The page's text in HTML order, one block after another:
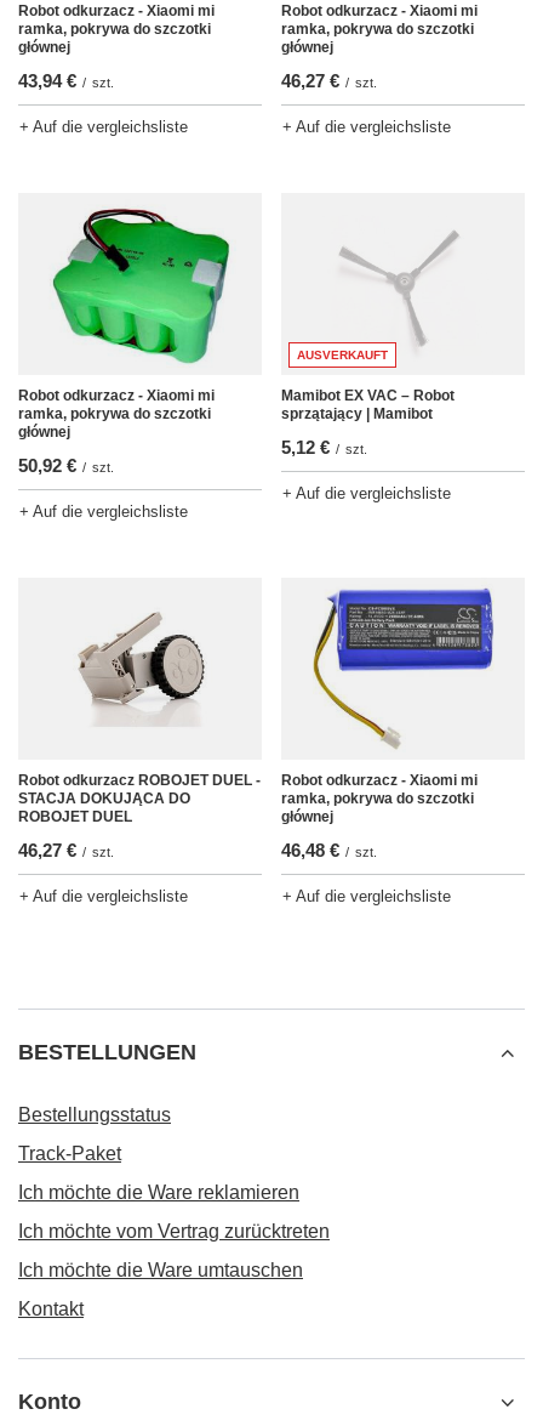
Robot odkurzacz - Xiaomi mi
ramka, pokrywa do szczotki
głównej
43,94 € / szt.
+ Auf die vergleichsliste
Robot odkurzacz - Xiaomi mi
ramka, pokrywa do szczotki
głównej
46,27 € / szt.
+ Auf die vergleichsliste
Robot odkurzacz - Xiaomi mi
ramka, pokrywa do szczotki
głównej
50,92 € / szt.
+ Auf die vergleichsliste
AUSVERKAUFT
Mamibot EX VAC – Robot
sprzątający | Mamibot
5,12 € / szt.
+ Auf die vergleichsliste
Robot odkurzacz ROBOJET DUEL -
STACJA DOKUJĄCA DO
ROBOJET DUEL
46,27 € / szt.
+ Auf die vergleichsliste
Robot odkurzacz - Xiaomi mi
ramka, pokrywa do szczotki
głównej
46,48 € / szt.
+ Auf die vergleichsliste
BESTELLUNGEN
Bestellungsstatus
Track-Paket
Ich möchte die Ware reklamieren
Ich möchte vom Vertrag zurücktreten
Ich möchte die Ware umtauschen
Kontakt
Konto